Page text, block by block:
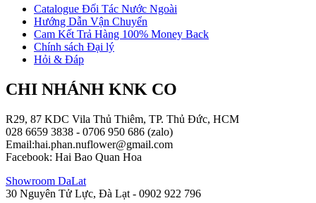
Catalogue Đối Tác Nước Ngoài
Hướng Dẫn Vận Chuyển
Cam Kết Trả Hàng 100% Money Back
Chính sách Đại lý
Hỏi & Đáp
CHI NHÁNH KNK CO
R29, 87 KDC Vila Thủ Thiêm, TP. Thủ Đức, HCM
028 6659 3838 - 0706 950 686 (zalo)
Email:hai.phan.nuflower@gmail.com
Facebook: Hai Bao Quan Hoa
Showroom DaLat
30 Nguyên Tử Lực, Đà Lạt - 0902 922 796